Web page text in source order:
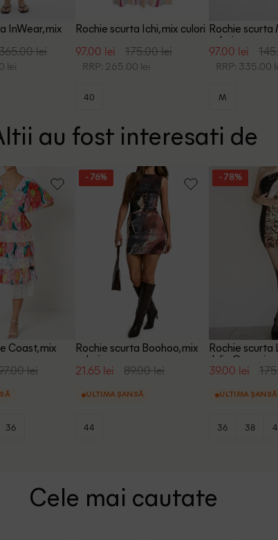
InWear, mix
lei
lei
Rochie scurta Ichi, mix culori
97.00 lei 175.00 lei
RRP: 265.00 lei
40
Rochie scurta
culori
97.00 lei
RRP: 335.00
M
au fost interesati de
Coast, mix
lei
36
- 76%
Rochie scurta Boohoo, mix
culori
21.65 lei 89.00 lei
ULTIMA ȘANSĂ
44
- 78%
Rochie scurta
Julia
39.00 lei
ULTIMA ȘANSĂ
36 38
Cele mai cautate